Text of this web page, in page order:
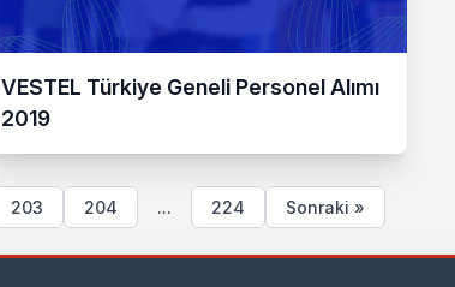
VESTEL Türkiye Geneli Personel Alımı
2019
203 204 ... 224 Sonraki »